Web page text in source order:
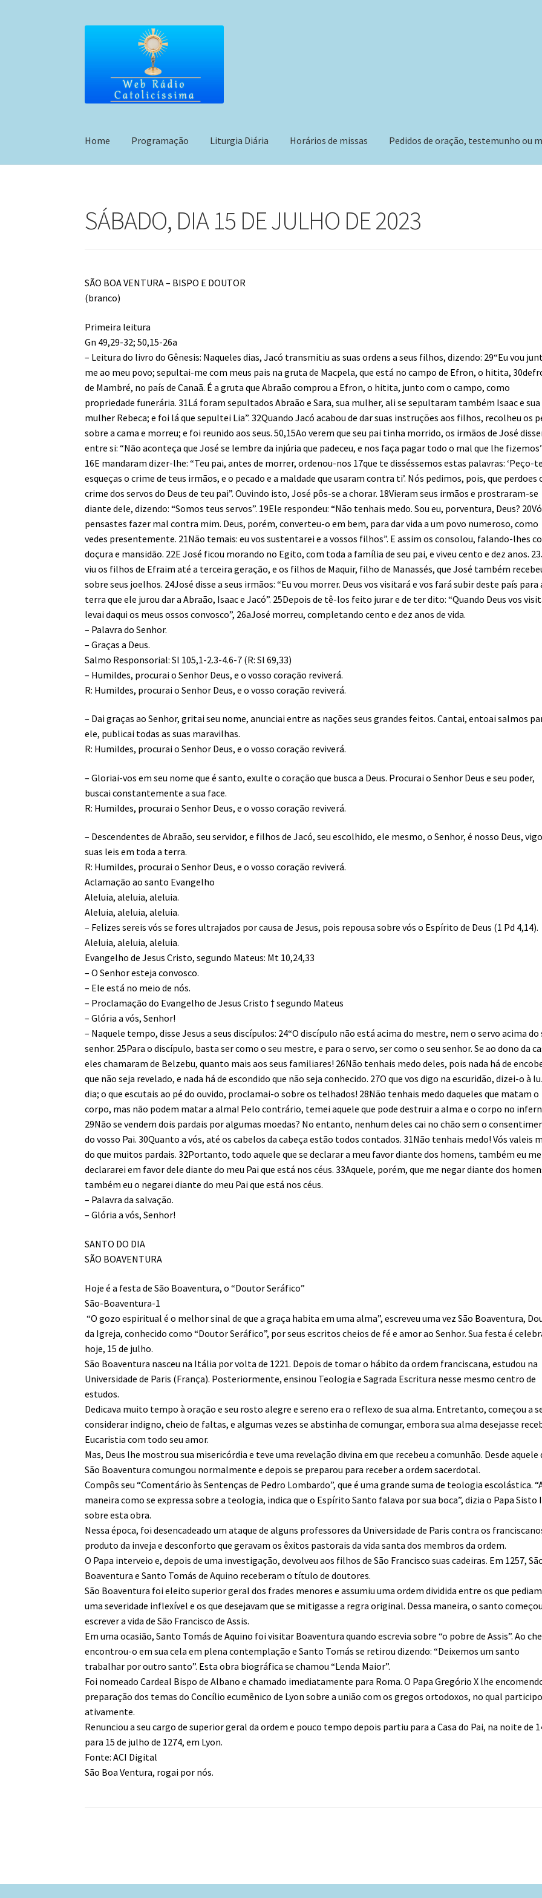
conteúdo
Home Programação Liturgia Diária Horários de missas Pedidos de oração, testemunho ou
SÁBADO, DIA 15 DE JULHO DE 2023
SÃO BOA VENTURA – BISPO E DOUTOR
(branco)
Primeira leitura
Gn 49,29-32; 50,15-26a
– Leitura do livro do Gênesis: Naqueles dias, Jacó transmitiu as suas ordens a seus filhos, dizendo: 29“Eu vou
me ao meu povo; sepultai-me com meus pais na gruta de Macpela, que está no campo de Efron, o hitita,
de Mambré, no país de Canaã. É a gruta que Abraão comprou a Efron, o hitita, junto com o campo, como
propriedade funerária. 31Lá foram sepultados Abraão e Sara, sua mulher, ali se sepultaram também Isaac e sua
mulher Rebeca; e foi lá que sepultei Lia”. 32Quando Jacó acabou de dar suas instruções aos filhos, recolheu os
sobre a cama e morreu; e foi reunido aos seus. 50,15Ao verem que seu pai tinha morrido, os irmãos de José
entre si: “Não aconteça que José se lembre da injúria que padeceu, e nos faça pagar todo o mal que lhe
16E mandaram dizer-lhe: “Teu pai, antes de morrer, ordenou-nos 17que te disséssemos estas palavras: ‘Peço-
esqueças o crime de teus irmãos, e o pecado e a maldade que usaram contra ti’. Nós pedimos, pois, que perdoes
crime dos servos do Deus de teu pai”. Ouvindo isto, José pôs-se a chorar. 18Vieram seus irmãos e prostraram-se
diante dele, dizendo: “Somos teus servos”. 19Ele respondeu: “Não tenhais medo. Sou eu, porventura, Deus?
pensastes fazer mal contra mim. Deus, porém, converteu-o em bem, para dar vida a um povo numeroso, como
vedes presentemente. 21Não temais: eu vos sustentarei e a vossos filhos”. E assim os consolou, falando-lhes
doçura e mansidão. 22E José ficou morando no Egito, com toda a família de seu pai, e viveu cento e dez anos.
viu os filhos de Efraim até a terceira geração, e os filhos de Maquir, filho de Manassés, que José também
sobre seus joelhos. 24José disse a seus irmãos: “Eu vou morrer. Deus vos visitará e vos fará subir deste país para
terra que ele jurou dar a Abraão, Isaac e Jacó”. 25Depois de tê-los feito jurar e de ter dito: “Quando Deus vos
levai daqui os meus ossos convosco”, 26aJosé morreu, completando cento e dez anos de vida.
– Palavra do Senhor.
– Graças a Deus.
Salmo Responsorial: Sl 105,1-2.3-4.6-7 (R: Sl 69,33)
– Humildes, procurai o Senhor Deus, e o vosso coração reviverá.
R: Humildes, procurai o Senhor Deus, e o vosso coração reviverá.
– Dai graças ao Senhor, gritai seu nome, anunciai entre as nações seus grandes feitos. Cantai, entoai salmos
ele, publicai todas as suas maravilhas.
R: Humildes, procurai o Senhor Deus, e o vosso coração reviverá.
– Gloriai-vos em seu nome que é santo, exulte o coração que busca a Deus. Procurai o Senhor Deus e seu poder,
buscai constantemente a sua face.
R: Humildes, procurai o Senhor Deus, e o vosso coração reviverá.
– Descendentes de Abraão, seu servidor, e filhos de Jacó, seu escolhido, ele mesmo, o Senhor, é nosso Deus,
suas leis em toda a terra.
R: Humildes, procurai o Senhor Deus, e o vosso coração reviverá.
Aclamação ao santo Evangelho
Aleluia, aleluia, aleluia.
Aleluia, aleluia, aleluia.
– Felizes sereis vós se fores ultrajados por causa de Jesus, pois repousa sobre vós o Espírito de Deus (1 Pd 4,14).
Aleluia, aleluia, aleluia.
Evangelho de Jesus Cristo, segundo Mateus: Mt 10,24,33
– O Senhor esteja convosco.
– Ele está no meio de nós.
– Proclamação do Evangelho de Jesus Cristo † segundo Mateus
– Glória a vós, Senhor!
– Naquele tempo, disse Jesus a seus discípulos: 24“O discípulo não está acima do mestre, nem o servo acima do
senhor. 25Para o discípulo, basta ser como o seu mestre, e para o servo, ser como o seu senhor. Se ao dono da
eles chamaram de Bel­zebu, quanto mais aos seus familiares! 26Não tenhais medo deles, pois nada há de
que não seja revelado, e nada há de escondido que não seja conhecido. 27O que vos digo na escuridão, dizei-o à
dia; o que escutais ao pé do ouvido, pro­clamai-o sobre os telhados! 28Não tenhais medo daqueles que matam o
corpo, mas não podem matar a alma! Pelo contrário, temei aquele que pode destruir a alma e o corpo no
29Não se vendem dois pardais por algumas moedas? No entanto, nenhum deles cai no chão sem o
do vosso Pai. 30Quanto a vós, até os cabelos da cabeça estão todos contados. 31Não tenhais medo! Vós valeis
do que muitos pardais. 32Portanto, todo aquele que se declarar a meu favor diante dos homens, também eu me
declararei em favor dele diante do meu Pai que está nos céus. 33Aquele, porém, que me negar diante dos
também eu o negarei diante do meu Pai que está nos céus.
– Palavra da salvação.
– Glória a vós, Senhor!
SANTO DO DIA
SÃO BOAVENTURA
Hoje é a festa de São Boaventura, o “Doutor Seráfico”
São-Boaventura-1
“O gozo espiritual é o melhor sinal de que a graça habita em uma alma”, escreveu uma vez São Boaventura,
da Igreja, conhecido como “Doutor Seráfico”, por seus escritos cheios de fé e amor ao Senhor. Sua festa é
hoje, 15 de julho.
São Boaventura nasceu na Itália por volta de 1221. Depois de tomar o hábito da ordem franciscana, estudou na
Universidade de Paris (França). Posteriormente, ensinou Teologia e Sagrada Escritura nesse mesmo centro de
estudos.
Dedicava muito tempo à oração e seu rosto alegre e sereno era o reflexo de sua alma. Entretanto, começou a
considerar indigno, cheio de faltas, e algumas vezes se abstinha de comungar, embora sua alma desejasse
Eucaristia com todo seu amor.
Mas, Deus lhe mostrou sua misericórdia e teve uma revelação divina em que recebeu a comunhão. Desde aquele
São Boaventura comungou normalmente e depois se preparou para receber a ordem sacerdotal.
Compôs seu “Comentário às Sentenças de Pedro Lombardo”, que é uma grande suma de teologia escolástica.
maneira como se expressa sobre a teologia, indica que o Espírito Santo falava por sua boca”, dizia o Papa Sisto
sobre esta obra.
Nessa época, foi desencadeado um ataque de alguns professores da Universidade de Paris contra os
produto da inveja e desconforto que geravam os êxitos pastorais da vida santa dos membros da ordem.
O Papa interveio e, depois de uma investigação, devolveu aos filhos de São Francisco suas cadeiras. Em 1257,
Boaventura e Santo Tomás de Aquino receberam o título de doutores.
São Boaventura foi eleito superior geral dos frades menores e assumiu uma ordem dividida entre os que pediam
uma severidade inflexível e os que desejavam que se mitigasse a regra original. Dessa maneira, o santo
escrever a vida de São Francisco de Assis.
Em uma ocasião, Santo Tomás de Aquino foi visitar Boaventura quando escrevia sobre “o pobre de Assis”. Ao
encontrou-o em sua cela em plena contemplação e Santo Tomás se retirou dizendo: “Deixemos um santo
trabalhar por outro santo”. Esta obra biográfica se chamou “Lenda Maior”.
Foi nomeado Cardeal Bispo de Albano e chamado imediatamente para Roma. O Papa Gregório X lhe
preparação dos temas do Concílio ecumênico de Lyon sobre a união com os gregos ortodoxos, no qual
ativamente.
Renunciou a seu cargo de superior geral da ordem e pouco tempo depois partiu para a Casa do Pai, na noite de
para 15 de julho de 1274, em Lyon.
Fonte: ACI Digital
São Boa Ventura, rogai por nós.